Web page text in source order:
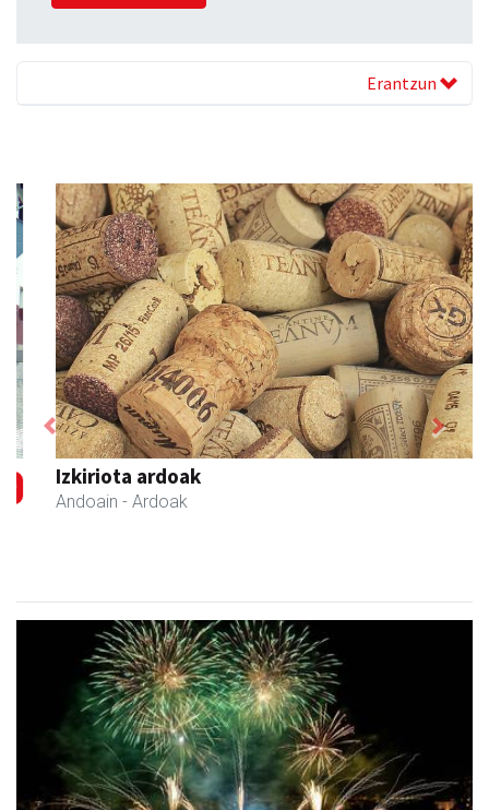
Erantzun
Izkiriota ardoak
Andoain - Ardoak
Previous Next